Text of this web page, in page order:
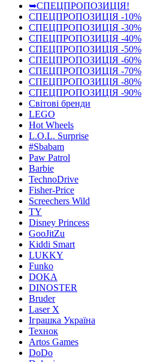
➥СПЕЦПРОПОЗИЦІЯ!
СПЕЦПРОПОЗИЦІЯ -10%
СПЕЦПРОПОЗИЦІЯ -30%
СПЕЦПРОПОЗИЦІЯ -40%
СПЕЦПРОПОЗИЦІЯ -50%
СПЕЦПРОПОЗИЦІЯ -60%
СПЕЦПРОПОЗИЦІЯ -70%
СПЕЦПРОПОЗИЦІЯ -80%
СПЕЦПРОПОЗИЦІЯ -90%
Світові бренди
LEGO
Hot Wheels
L.O.L. Surprise
#Sbabam
Paw Patrol
Barbie
TechnoDrive
Fisher-Price
Screechers Wild
TY
Disney Princess
GooJitZu
Kiddi Smart
LUKKY
Funko
DOKA
DINOSTER
Bruder
Laser X
Іграшка Україна
Технок
Artos Games
DoDo